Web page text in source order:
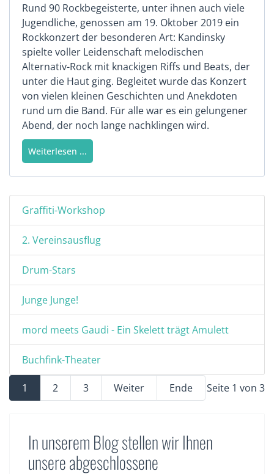
Rund 90 Rockbegeisterte, unter ihnen auch viele
Jugendliche, genossen am 19. Oktober 2019 ein
Rockkonzert der besonderen Art: Kandinsky
spielte voller Leidenschaft melodischen
Alternativ-Rock mit knackigen Riffs und Beats, der
unter die Haut ging. Begleitet wurde das Konzert
von vielen kleinen Geschichten und Anekdoten
rund um die Band. Für alle war es ein gelungener
Abend, der noch lange nachklingen wird.
Weiterlesen ...
Graffiti-Workshop
2. Vereinsausflug
Drum-Stars
Junge Junge!
mord meets Gaudi - Ein Skelett trägt Amulett
Buchfink-Theater
1 2 3 Weiter Ende Seite 1 von 3
In unserem Blog stellen wir Ihnen
unsere abgeschlossene